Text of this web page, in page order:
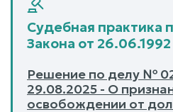
Судебная практика
Закона от 26.06.1992
Решение по делу №
29.08.2025 - О
освобождении от